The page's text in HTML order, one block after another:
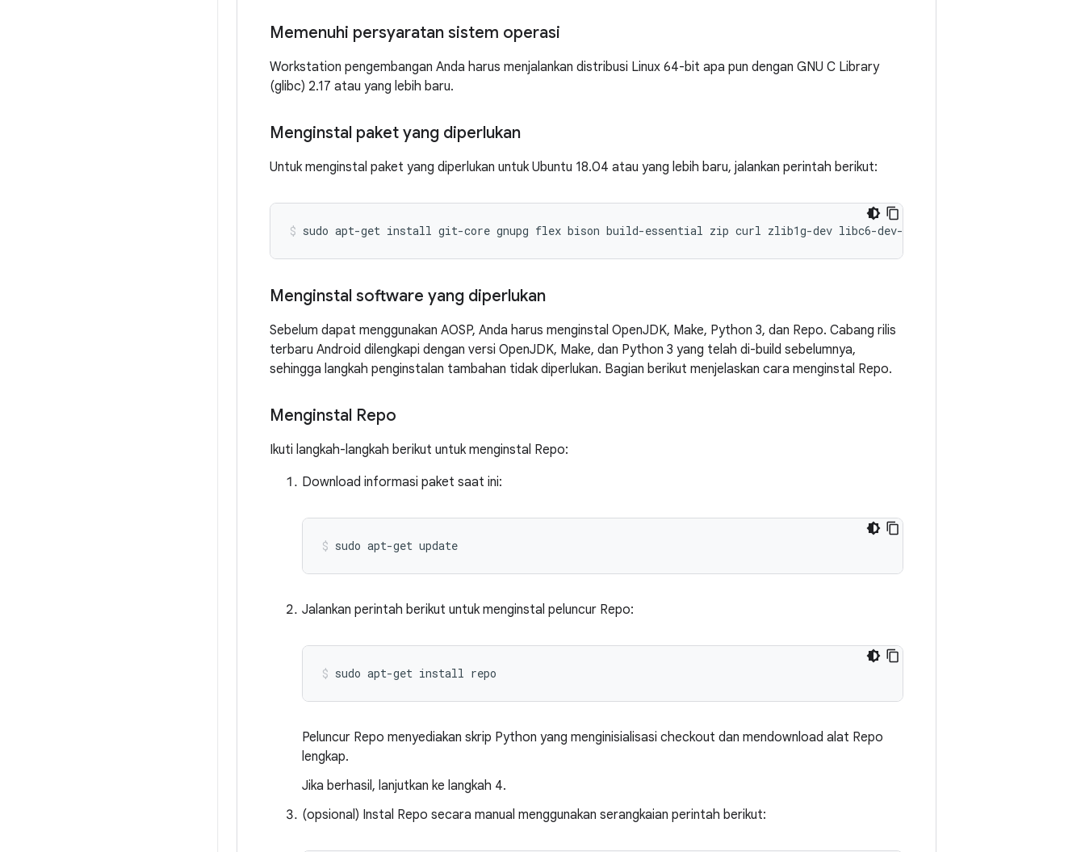
Memenuhi persyaratan sistem operasi
Workstation pengembangan Anda harus menjalankan distribusi Linux 64-bit apa pun dengan GNU C Library
(glibc) 2.17 atau yang lebih baru.
Menginstal paket yang diperlukan
Untuk menginstal paket yang diperlukan untuk Ubuntu 18.04 atau yang lebih baru, jalankan perintah berikut:
sudo apt-get install git-core gnupg flex bison build-essential zip curl zlib1g-dev libc6-dev-i386
Menginstal software yang diperlukan
Sebelum dapat menggunakan AOSP, Anda harus menginstal OpenJDK, Make, Python 3, dan Repo. Cabang rilis
terbaru Android dilengkapi dengan versi OpenJDK, Make, dan Python 3 yang telah di-build sebelumnya,
sehingga langkah penginstalan tambahan tidak diperlukan. Bagian berikut menjelaskan cara menginstal Repo.
Menginstal Repo
Ikuti langkah-langkah berikut untuk menginstal Repo:
Download informasi paket saat ini:
sudo apt-get update
Jalankan perintah berikut untuk menginstal peluncur Repo:
sudo apt-get install repo
Peluncur Repo menyediakan skrip Python yang menginisialisasi checkout dan mendownload alat Repo
lengkap.
Jika berhasil, lanjutkan ke langkah 4.
(opsional) Instal Repo secara manual menggunakan serangkaian perintah berikut: